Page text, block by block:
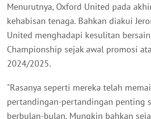
Menurutnya, Oxford United pada
kehabisan tenaga. Bahkan diakui
United menghadapi kesulitan
Championship sejak awal promosi
2024/2025.
"Rasanya seperti mereka telah
pertandingan-pertandingan penting
berbulan-bulan. Mungkin bahkan